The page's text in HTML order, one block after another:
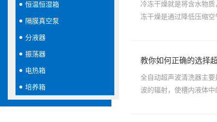
恒温恒湿箱
隔膜真空泵
分液器
振荡器
电热箱
培养箱
冷冻干燥就是将含水物
冻干燥是通过降低压缩
教你如何正确的选择
全自动超声波清洗器主
波的辐射，使槽内液体